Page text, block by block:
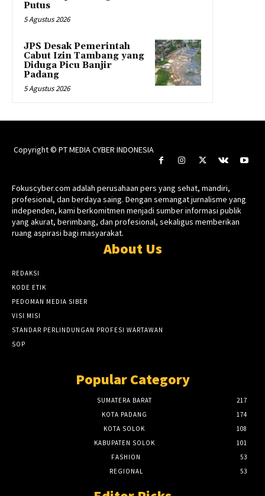
Putus
5 Agustus 2026
JPS Desak Pemerintah
Cabut Izin Tambang yang
Diduga Picu Banjir
Padang
5 Agustus 2026
Copyright © PT MEDIA CYBER INDONESIA
Fokuscyber.com adalah perusahaan pers yang sehat, mandiri,
profesional, dan berdaya saing. Dengan semangat jurnalisme yang
independen, kami berkomitmen menjadi sumber informasi publik
yang akurat, berimbang, dan profesional, sekaligus memberikan
ruang aspirasi bagi masyarakat.
About Us
REDAKSI
KODE ETIK
PEDOMAN MEDIA SIBER
VISI MISI
STANDAR PERLINDUNGAN PROFESI WARTAWAN
SOP
Popular Category
SUMATERA BARAT
217
KOTA PADANG
174
KOTA SOLOK
108
KABUPATEN SOLOK
101
FASHION
53
REGIONAL
53